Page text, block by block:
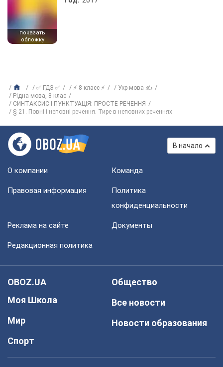
показать
обложку
✅ ГДЗ ✅ ⚡ 8 класс ⚡
Укр мова ✍
Рiдна мова, 8 клас
СИНТАКСИС І ПУНКТУАЦІЯ: ПРОСТЕ РЕЧЕННЯ
§ 21. Повні і неповні речення. Тире в неповних реченнях
В начало
О компании Команда
Правовая информация
Политика
конфиденциальности
Реклама на сайте Документы
Редакционная политика
OBOZ.UA
Моя Школа
Мир
Спорт
Общество
Все новости
Новости образования